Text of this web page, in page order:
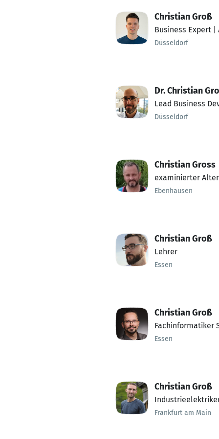
Christian Groß
Business Expert |
Düsseldorf
Dr. Christian
Lead Business
Düsseldorf
Christian Gross
examinierter
Ebenhausen
Christian Groß
Lehrer
Essen
Christian Groß
Fachinformatiker
Essen
Christian Groß
Frankfurt am Main